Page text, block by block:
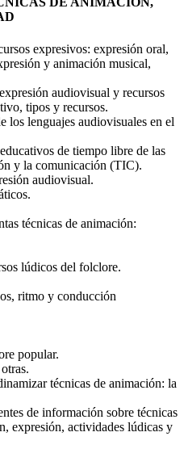
expresivos: expresión oral,
y animación musical,
audiovisual y recursos
tipos y recursos.
los lenguajes audiovisuales en el
de tiempo libre de las
y la comunicación (TIC).
audiovisual.
técnicas de animación:
lúdicos del folclore.
ritmo y conducción
popular.
técnicas de animación: la
de información sobre técnicas
expresión, actividades lúdicas y